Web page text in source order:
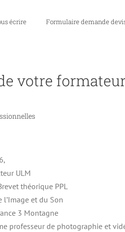
écrire Formulaire demande
votre
ULM
théorique PPL
l’Image et du Son
3 Montagne
professeur de photographie et